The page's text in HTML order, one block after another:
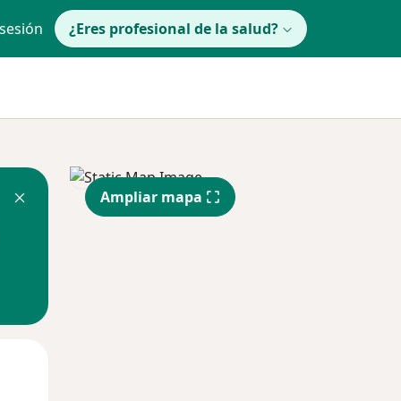
¿Eres profesional de la salud?
Ampliar mapa